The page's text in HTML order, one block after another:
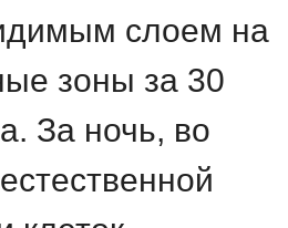
слоем на
зоны за 30
За ночь, во